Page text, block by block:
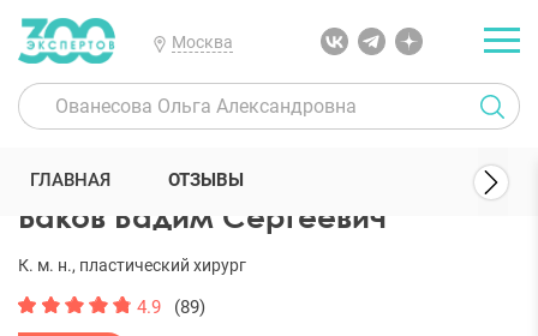
Москва
300 Экспертов Пластические хирурги Баков Вадим Сергеевич
Баков Вадим Сергеевич
К. м. н., пластический хирург
4.9 (89)
ГЛАВНАЯ ОТЗЫВЫ